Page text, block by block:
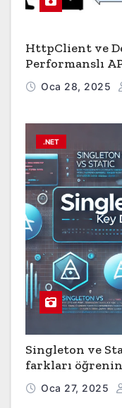
HttpClient ve
Performanslı
Oca 28, 2025
.NET
Singleton ve
farkları
Oca 27, 2025